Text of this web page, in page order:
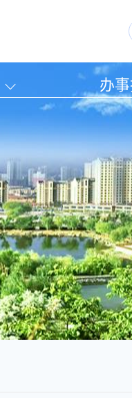
办